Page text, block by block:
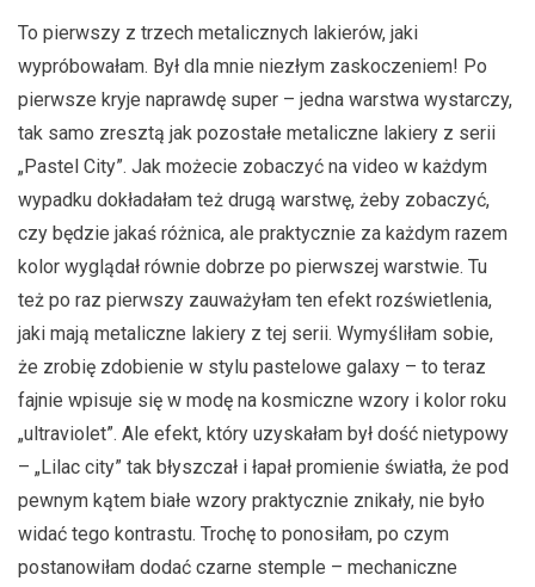
To pierwszy z trzech metalicznych lakierów, jaki
wypróbowałam. Był dla mnie niezłym zaskoczeniem! Po
pierwsze kryje naprawdę super – jedna warstwa wystarczy,
tak samo zresztą jak pozostałe metaliczne lakiery z serii
„Pastel City”. Jak możecie zobaczyć na video w każdym
wypadku dokładałam też drugą warstwę, żeby zobaczyć,
czy będzie jakaś różnica, ale praktycznie za każdym razem
kolor wyglądał równie dobrze po pierwszej warstwie. Tu
też po raz pierwszy zauważyłam ten efekt rozświetlenia,
jaki mają metaliczne lakiery z tej serii. Wymyśliłam sobie,
że zrobię zdobienie w stylu pastelowe galaxy – to teraz
fajnie wpisuje się w modę na kosmiczne wzory i kolor roku
„ultraviolet”. Ale efekt, który uzyskałam był dość nietypowy
– „Lilac city” tak błyszczał i łapał promienie światła, że pod
pewnym kątem białe wzory praktycznie znikały, nie było
widać tego kontrastu. Trochę to ponosiłam, po czym
postanowiłam dodać czarne stemple – mechaniczne